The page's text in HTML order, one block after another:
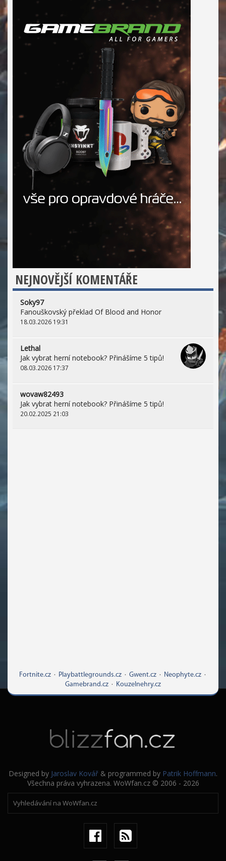
NEJNOVĚJŠÍ KOMENTÁŘE
Soky97
Fanouškovský překlad Of Blood and Honor
18.03.2026 19:31
Lethal
Jak vybrat herní notebook? Přinášíme 5 tipů!
08.03.2026 17:37
wovaw82493
Jak vybrat herní notebook? Přinášíme 5 tipů!
20.02.2025 21:03
Fortnite.cz· Playbattlegrounds.cz· Gwent.cz· Neophyte.cz·
Gamebrand.cz · Kouzelnehry.cz
Designed by Jaroslav Kovář & programmed by Patrik Hoffmann.
Všechna práva vyhrazena. WoWfan.cz © 2006 - 2026